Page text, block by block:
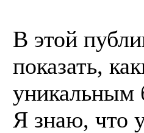
В этой
показать,
уникальным
Я знаю, что